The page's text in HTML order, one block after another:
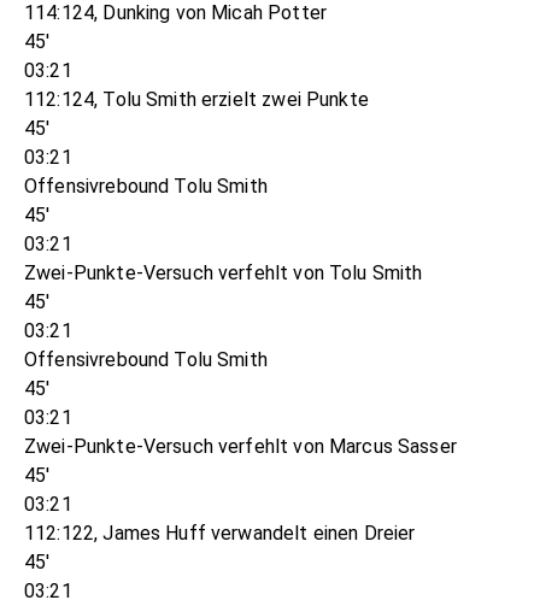
114:124, Dunking von Micah Potter
45'
03:21
112:124, Tolu Smith erzielt zwei Punkte
45'
03:21
Offensivrebound Tolu Smith
45'
03:21
Zwei-Punkte-Versuch verfehlt von Tolu Smith
45'
03:21
Offensivrebound Tolu Smith
45'
03:21
Zwei-Punkte-Versuch verfehlt von Marcus Sasser
45'
03:21
112:122, James Huff verwandelt einen Dreier
45'
03:21